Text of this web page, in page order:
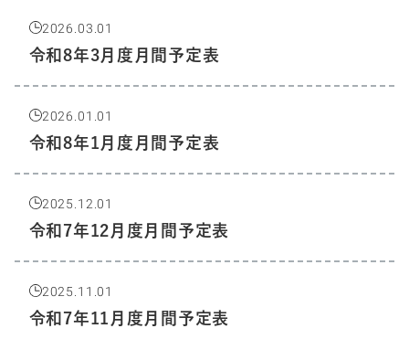
2026.03.01
令和8年3月度月間予定表
2026.01.01
令和8年1月度月間予定表
2025.12.01
令和7年12月度月間予定表
2025.11.01
令和7年11月度月間予定表